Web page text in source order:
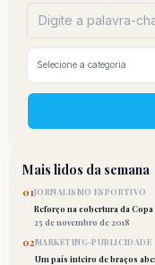
Mais lidos da semana
01JORNALISMO ESPORTIVO
Reforço na cobertura da
25 de novembro de 2018
02MARKETING-PUBLICIDADE
Um país inteiro de braços